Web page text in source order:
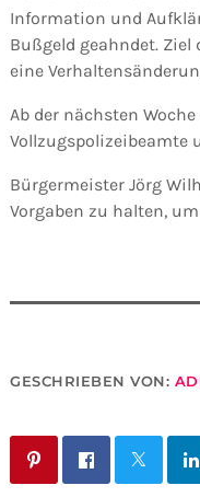
Information und
Bußgeld geahndet.
eine
Ab der nächsten
Vollzugspolizeibeamte
Bürgermeister Jörg
Vorgaben zu halten,
GESCHRIEBEN VON: